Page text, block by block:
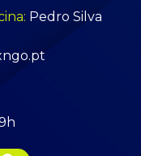
E
Pedro Silva